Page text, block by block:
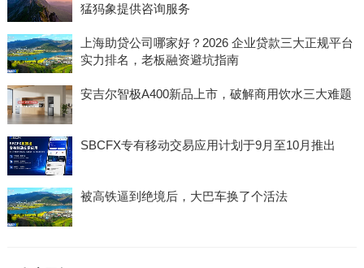
猛犸象提供咨询服务
上海助贷公司哪家好？2026 企业贷款三大正规平台
实力排名，老板融资避坑指南
安吉尔智极A400新品上市，破解商用饮水三大难题
SBCFX专有移动交易应用计划于9月至10月推出
被高铁逼到绝境后，大巴车换了个活法